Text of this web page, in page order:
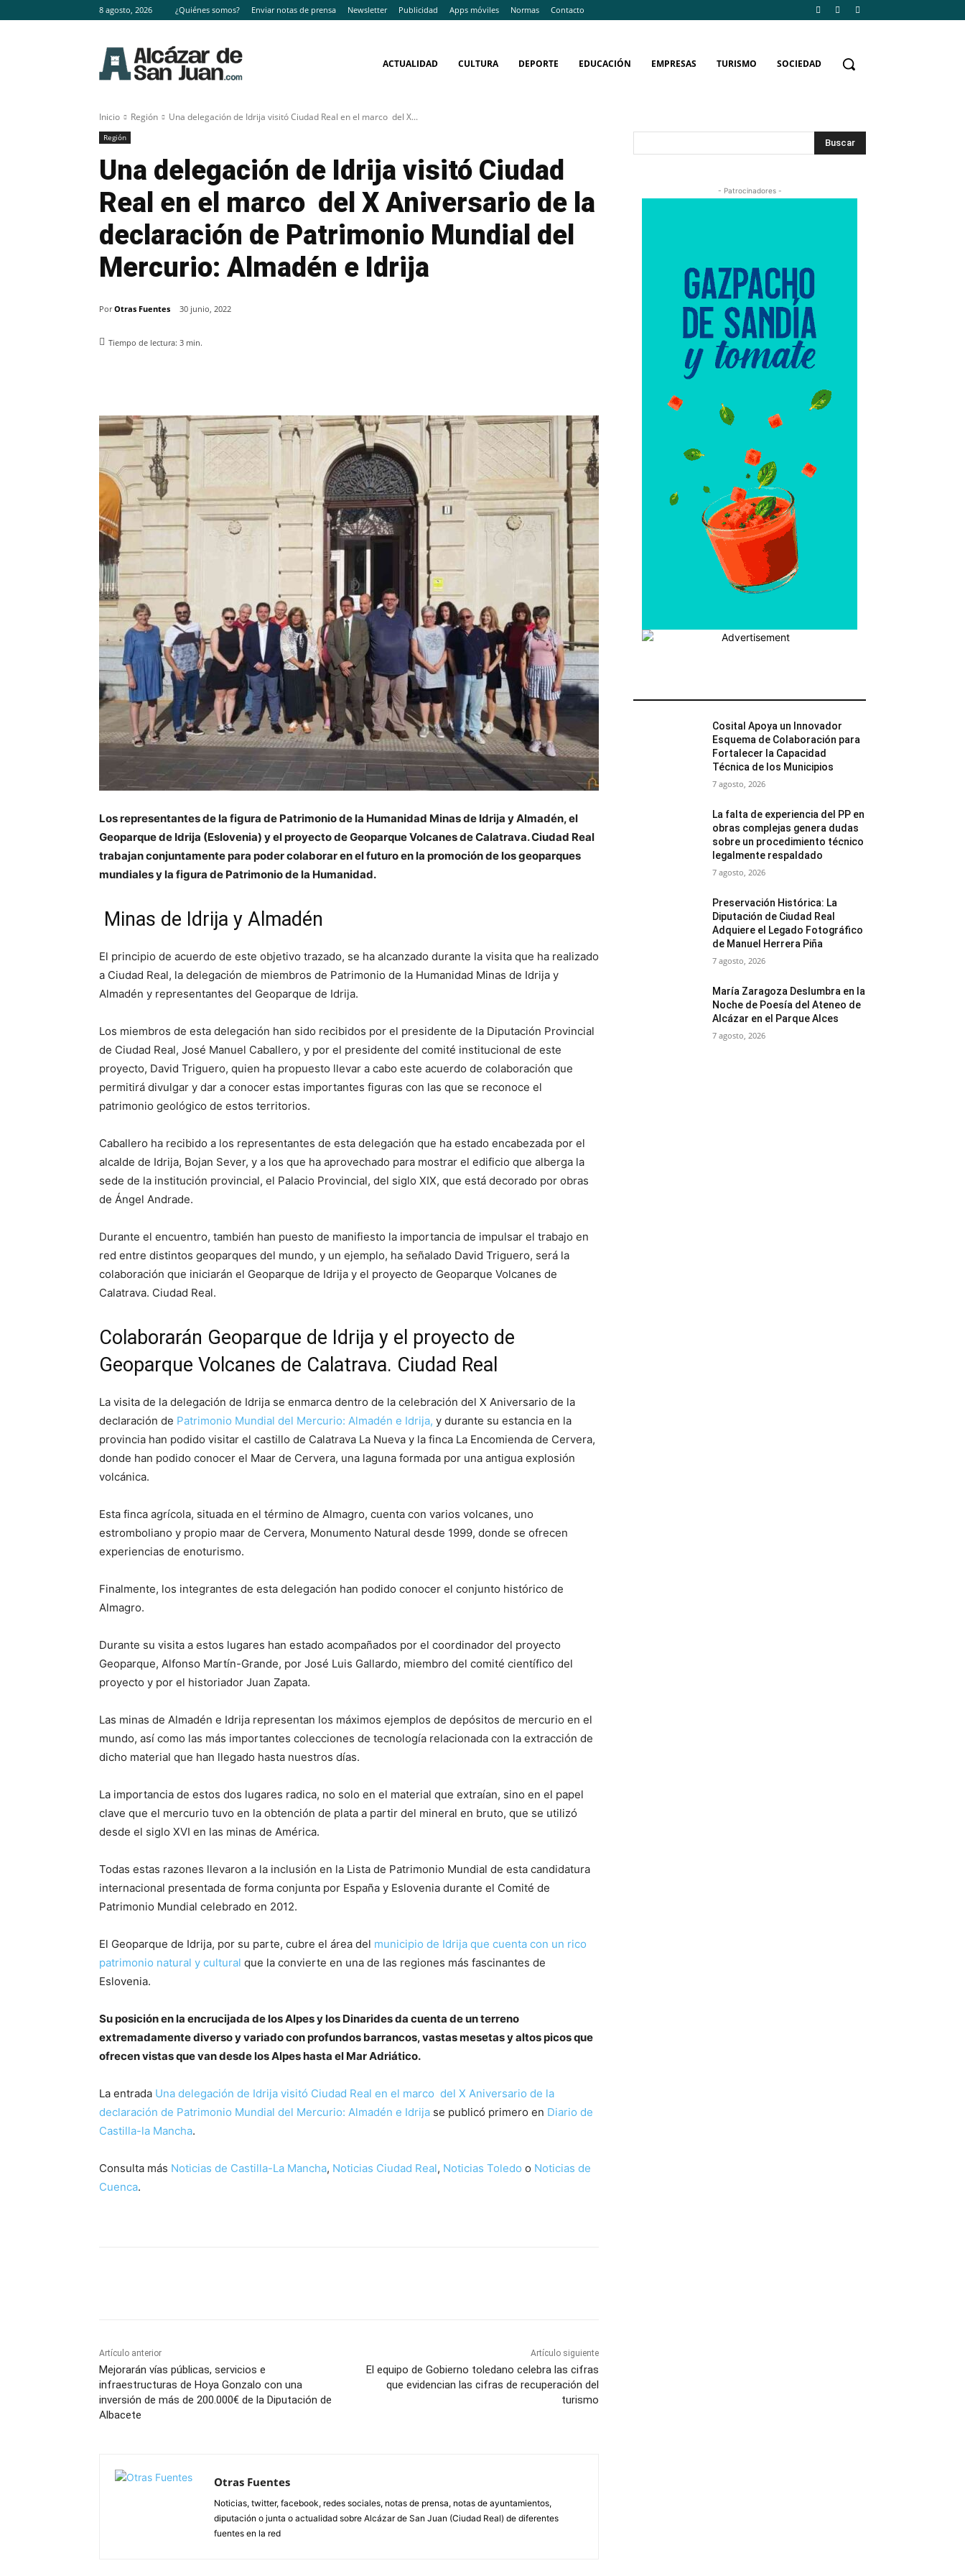
8 agosto, 2026 ¿Quiénes somos? Enviar notas de prensa Newsletter Publicidad Apps móviles Normas Contacto
ACTUALIDAD CULTURA DEPORTE EDUCACIÓN EMPRESAS TURISMO SOCIEDAD
Inicio Región Una delegación de Idrija visitó Ciudad Real en el marco del X...
Región
Una delegación de Idrija visitó Ciudad
Real en el marco del X Aniversario de la
declaración de Patrimonio Mundial del
Mercurio: Almadén e Idrija
Por Otras Fuentes 30 junio, 2022
Tiempo de lectura: 3 min.
Los representantes de la figura de Patrimonio de la Humanidad Minas de Idrija y Almadén, el
Geoparque de Idrija (Eslovenia) y el proyecto de Geoparque Volcanes de Calatrava. Ciudad Real
trabajan conjuntamente para poder colaborar en el futuro en la promoción de los geoparques
mundiales y la figura de Patrimonio de la Humanidad.
Minas de Idrija y Almadén
El principio de acuerdo de este objetivo trazado, se ha alcanzado durante la visita que ha realizado
a Ciudad Real, la delegación de miembros de Patrimonio de la Humanidad Minas de Idrija y
Almadén y representantes del Geoparque de Idrija.
Los miembros de esta delegación han sido recibidos por el presidente de la Diputación Provincial
de Ciudad Real, José Manuel Caballero, y por el presidente del comité institucional de este
proyecto, David Triguero, quien ha propuesto llevar a cabo este acuerdo de colaboración que
permitirá divulgar y dar a conocer estas importantes figuras con las que se reconoce el
patrimonio geológico de estos territorios.
Caballero ha recibido a los representantes de esta delegación que ha estado encabezada por el
alcalde de Idrija, Bojan Sever, y a los que ha aprovechado para mostrar el edificio que alberga la
sede de la institución provincial, el Palacio Provincial, del siglo XIX, que está decorado por obras
de Ángel Andrade.
Durante el encuentro, también han puesto de manifiesto la importancia de impulsar el trabajo en
red entre distintos geoparques del mundo, y un ejemplo, ha señalado David Triguero, será la
colaboración que iniciarán el Geoparque de Idrija y el proyecto de Geoparque Volcanes de
Calatrava. Ciudad Real.
Colaborarán Geoparque de Idrija y el proyecto de
Geoparque Volcanes de Calatrava. Ciudad Real
La visita de la delegación de Idrija se enmarca dentro de la celebración del X Aniversario de la
declaración de Patrimonio Mundial del Mercurio: Almadén e Idrija, y durante su estancia en la
provincia han podido visitar el castillo de Calatrava La Nueva y la finca La Encomienda de Cervera,
donde han podido conocer el Maar de Cervera, una laguna formada por una antigua explosión
volcánica.
Esta finca agrícola, situada en el término de Almagro, cuenta con varios volcanes, uno
estromboliano y propio maar de Cervera, Monumento Natural desde 1999, donde se ofrecen
experiencias de enoturismo.
Finalmente, los integrantes de esta delegación han podido conocer el conjunto histórico de
Almagro.
Durante su visita a estos lugares han estado acompañados por el coordinador del proyecto
Geoparque, Alfonso Martín-Grande, por José Luis Gallardo, miembro del comité científico del
proyecto y por el historiador Juan Zapata.
Las minas de Almadén e Idrija representan los máximos ejemplos de depósitos de mercurio en el
mundo, así como las más importantes colecciones de tecnología relacionada con la extracción de
dicho material que han llegado hasta nuestros días.
La importancia de estos dos lugares radica, no solo en el material que extraían, sino en el papel
clave que el mercurio tuvo en la obtención de plata a partir del mineral en bruto, que se utilizó
desde el siglo XVI en las minas de América.
Todas estas razones llevaron a la inclusión en la Lista de Patrimonio Mundial de esta candidatura
internacional presentada de forma conjunta por España y Eslovenia durante el Comité de
Patrimonio Mundial celebrado en 2012.
El Geoparque de Idrija, por su parte, cubre el área del municipio de Idrija que cuenta con un rico
patrimonio natural y cultural que la convierte en una de las regiones más fascinantes de
Eslovenia.
Su posición en la encrucijada de los Alpes y los Dinarides da cuenta de un terreno
extremadamente diverso y variado con profundos barrancos, vastas mesetas y altos picos que
ofrecen vistas que van desde los Alpes hasta el Mar Adriático.
La entrada Una delegación de Idrija visitó Ciudad Real en el marco del X Aniversario de la
declaración de Patrimonio Mundial del Mercurio: Almadén e Idrija se publicó primero en Diario de
Castilla-la Mancha.
Consulta más Noticias de Castilla-La Mancha, Noticias Ciudad Real, Noticias Toledo o Noticias de
Cuenca.
Artículo anterior
Mejorarán vías públicas, servicios e
infraestructuras de Hoya Gonzalo con una
inversión de más de 200.000€ de la Diputación de
Albacete
Artículo siguiente
El equipo de Gobierno toledano celebra las cifras
que evidencian las cifras de recuperación del
turismo
Otras Fuentes
Noticias, twitter, facebook, redes sociales, notas de prensa, notas de ayuntamientos,
diputación o junta o actualidad sobre Alcázar de San Juan (Ciudad Real) de diferentes
fuentes en la red
Buscar
- Patrocinadores -
Cosital Apoya un Innovador
Esquema de Colaboración para
Fortalecer la Capacidad
Técnica de los Municipios
7 agosto, 2026
La falta de experiencia del PP en
obras complejas genera dudas
sobre un procedimiento técnico
legalmente respaldado
7 agosto, 2026
Preservación Histórica: La
Diputación de Ciudad Real
Adquiere el Legado Fotográfico
de Manuel Herrera Piña
7 agosto, 2026
María Zaragoza Deslumbra en la
Noche de Poesía del Ateneo de
Alcázar en el Parque Alces
7 agosto, 2026